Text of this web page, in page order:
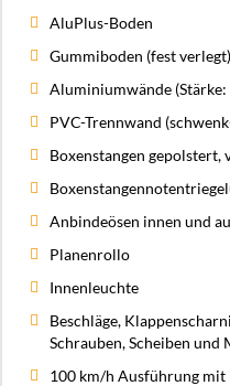
AluPlus-Boden
Gummiboden (fest verlegt)
Aluminiumwände
PVC-Trennwand
Boxenstangen gepolstert,
Anbindeösen innen und
Planenrollo
Innenleuchte
Beschläge,
Schrauben, Scheiben
100 km/h Ausführung mit